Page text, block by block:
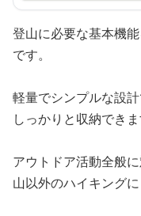
登山に必要な基本機
です。
軽量でシンプルな設
しっかりと収納できま
アウトドア活動全般
山以外のハイキングに